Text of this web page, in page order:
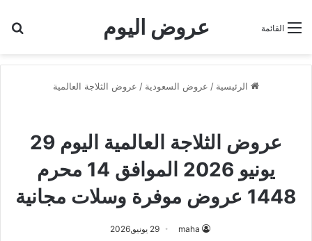
عروض اليوم القائمة
الرئيسية / عروض السعودية / عروض الثلاجة العالمية
عروض الثلاجة العالمية اليوم 29
يونيو 2026 الموافق 14 محرم
1448 عروض موفرة وسلات مجانية
maha 29 يونيو,2026